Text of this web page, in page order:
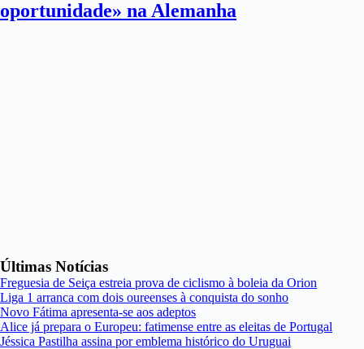
oportunidade» na Alemanha
Últimas Notícias
Freguesia de Seiça estreia prova de ciclismo à boleia da Orion
Liga 1 arranca com dois oureenses à conquista do sonho
Novo Fátima apresenta-se aos adeptos
Alice já prepara o Europeu: fatimense entre as eleitas de Portugal
Jéssica Pastilha assina por emblema histórico do Uruguai